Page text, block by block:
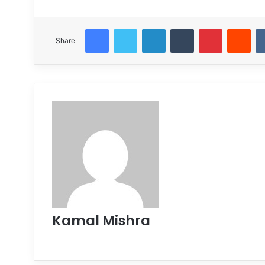
Share
FacebookTwitter LinkedInTumblr Pinterest
Kamal Mishra